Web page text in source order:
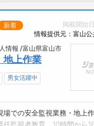
掲載開始
情報提供元：富山
新着
情報 /富山県富山市
地上作業
男女活躍中
場での安全監視業務・地上
任監視者教育 10時間から